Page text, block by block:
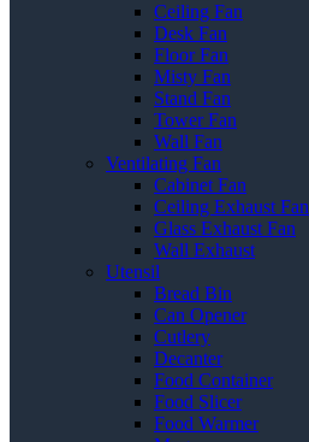
Ceiling Fan
Desk Fan
Floor Fan
Misty Fan
Stand Fan
Tower Fan
Wall Fan
Ventilating Fan
Cabinet Fan
Ceiling Exhaust Fan
Glass Exhaust Fan
Wall Exhaust
Utensil
Bread Bin
Can Opener
Cutlery
Decanter
Food Container
Food Slicer
Food Warmer